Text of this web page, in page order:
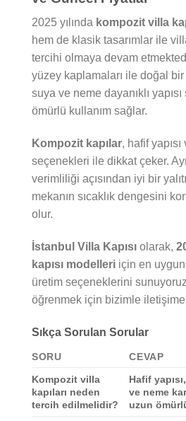
2025 yılında kompozit villa
hem de klasik tasarımlar ile
tercihi olmaya devam
yüzey kaplamaları ile doğal
suya ve neme dayanıklı
ömürlü kullanım sağlar.
Kompozit kapılar, hafif
seçenekleri ile dikkat çeker.
verimliliği açısından iyi bir
mekanın sıcaklık dengesini
olur.
İstanbul Villa Kapısı olarak,
kapısı modelleri için en uygun
üretim seçeneklerini
öğrenmek için bizimle
Sıkça Sorulan Sorular
SORU
CEVAP
Kompozit villa
kapıları neden
tercih edilmelidir?
Hafif
ve neme
uzun